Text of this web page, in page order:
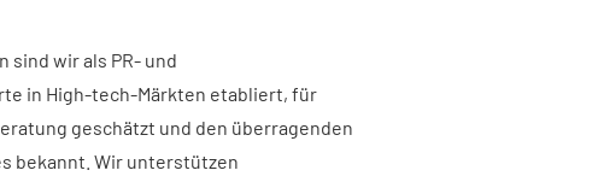
sind wir als PR- und
in High-tech-Märkten etabliert, für
geschätzt und den überragenden
bekannt. Wir unterstützen